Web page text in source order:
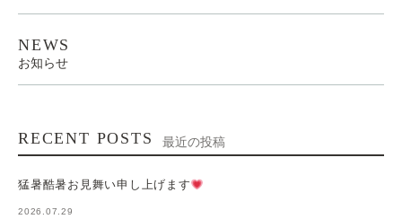
NEWS
お知らせ
RECENT POSTS 最近の投稿
猛暑酷暑お見舞い申し上げます
2026.07.29